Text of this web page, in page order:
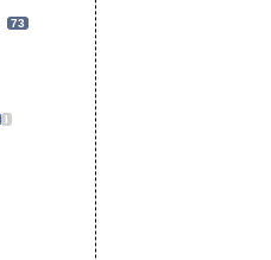
73
I